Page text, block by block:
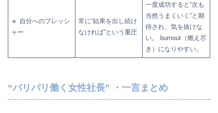
🔹 自分へのプレッシ
ャー
常に“結果を出し続け
なければ”という重圧
一度成功すると“次も
当然うまくいく”と期
待され、気を抜けな
い。 burnout（燃え尽
き）になりやすい。
“バリバリ働く女性社長” ・一言まとめ